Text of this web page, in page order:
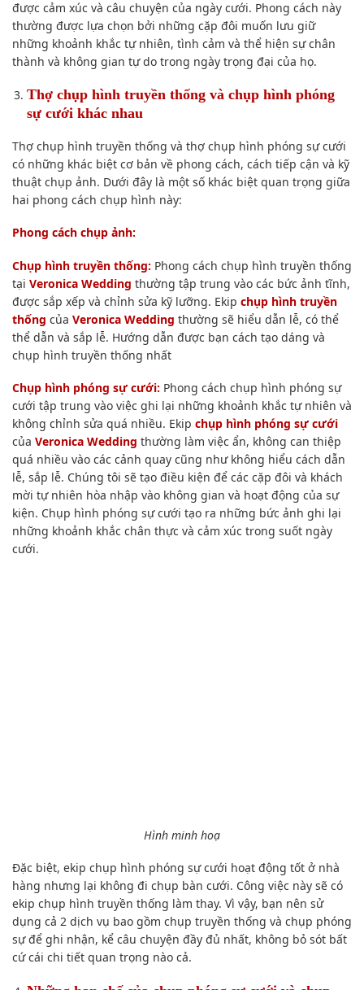
được cảm xúc và câu chuyện của ngày cưới. Phong cách này
thường được lựa chọn bởi những cặp đôi muốn lưu giữ
những khoảnh khắc tự nhiên, tình cảm và thể hiện sự chân
thành và không gian tự do trong ngày trọng đại của họ.
Thợ chụp hình truyền thống và chụp hình phóng
sự cưới khác nhau
Thợ chụp hình truyền thống và thợ chụp hình phóng sự cưới
có những khác biệt cơ bản về phong cách, cách tiếp cận và kỹ
thuật chụp ảnh. Dưới đây là một số khác biệt quan trọng giữa
hai phong cách chụp hình này:
Phong cách chụp ảnh:
Chụp hình truyền thống: Phong cách chụp hình truyền thống
tại Veronica Wedding thường tập trung vào các bức ảnh tĩnh,
được sắp xếp và chỉnh sửa kỹ lưỡng. Ekip chụp hình truyền
thống của Veronica Wedding thường sẽ hiểu dẫn lễ, có thể
thể dẫn và sắp lễ. Hướng dẫn được bạn cách tạo dáng và
chụp hình truyền thống nhất
Chụp hình phóng sự cưới: Phong cách chụp hình phóng sự
cưới tập trung vào việc ghi lại những khoảnh khắc tự nhiên và
không chỉnh sửa quá nhiều. Ekip chụp hình phóng sự cưới
của Veronica Wedding thường làm việc ẩn, không can thiệp
quá nhiều vào các cảnh quay cũng như không hiểu cách dẫn
lễ, sắp lễ. Chúng tôi sẽ tạo điều kiện để các cặp đôi và khách
mời tự nhiên hòa nhập vào không gian và hoạt động của sự
kiện. Chụp hình phóng sự cưới tạo ra những bức ảnh ghi lại
những khoảnh khắc chân thực và cảm xúc trong suốt ngày
cưới.
Hình minh hoạ
Đặc biệt, ekip chụp hình phóng sự cưới hoạt động tốt ở nhà
hàng nhưng lại không đi chụp bàn cưới. Công việc này sẽ có
ekip chụp hình truyền thống làm thay. Vì vậy, bạn nên sử
dụng cả 2 dịch vụ bao gồm chụp truyền thống và chụp phóng
sự để ghi nhận, kể câu chuyện đầy đủ nhất, không bỏ sót bất
cứ cái chi tiết quan trọng nào cả.